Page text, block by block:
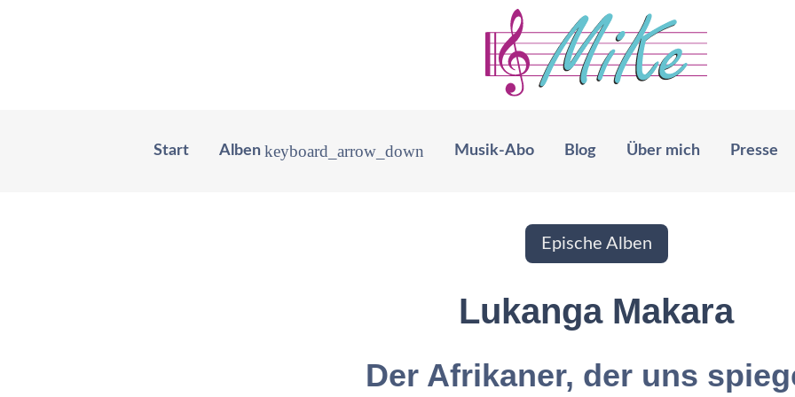
Start Alben Musik-Abo Blog Über mich Presse
Epische Alben
Lukanga Makara
Der Afrikaner, der uns